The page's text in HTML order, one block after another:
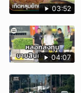
03:52
04:07